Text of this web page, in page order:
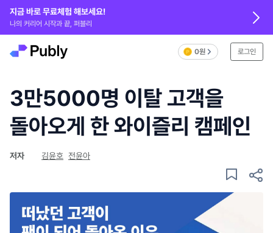
지금 바로 무료체험 해보세요!
나의 커리어 시작과 끝, 퍼블리
0원 로그인
3만5000명 이탈 고객을
돌아오게 한 와이즐리 캠페인
저자 김윤호 전윤아